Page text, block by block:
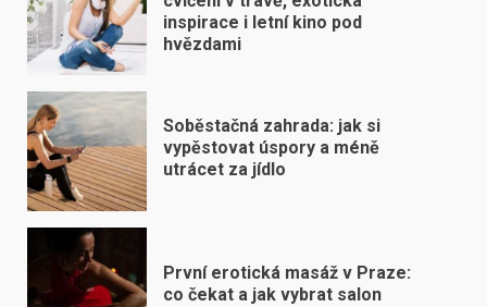
inspirace i letní kino pod
hvězdami
Soběstačná zahrada: jak si
vypěstovat úspory a méně
utrácet za jídlo
První erotická masáž v Praze:
co čekat a jak vybrat salon